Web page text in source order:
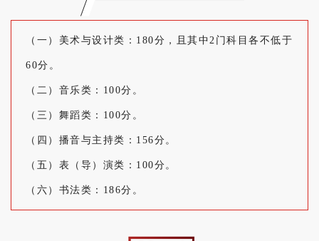
（一）美术与设计类：180分，且其中2门科目各不低于
60分。
（二）音乐类：100分。
（三）舞蹈类：100分。
（四）播音与主持类：156分。
（五）表（导）演类：100分。
（六）书法类：186分。